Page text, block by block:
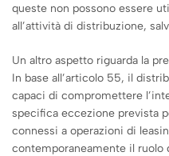
queste non possono essere
all’attività di distribuzione,
Un altro aspetto riguarda la
In base all’articolo 55, il
capaci di compromettere
specifica eccezione prevista
connessi a operazioni di
contemporaneamente il ruolo